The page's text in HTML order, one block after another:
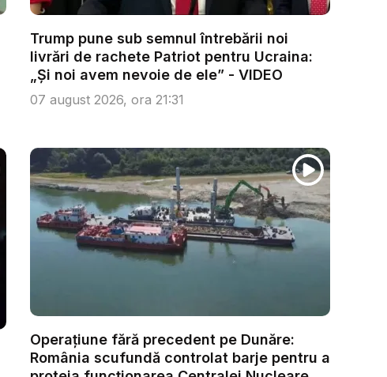
Trump pune sub semnul întrebării noi
livrări de rachete Patriot pentru Ucraina:
„Și noi avem nevoie de ele” - VIDEO
07 august 2026, ora 21:31
Operațiune fără precedent pe Dunăre:
România scufundă controlat barje pentru a